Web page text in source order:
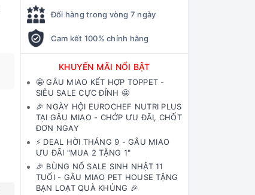
Đổi hàng trong vòng 7 ngày
Cam kết 100% chính hãng
KHUYẾN MÃI NỔI BẬT
🤩 GÂU MIAO KẾT HỢP TOPPET -
SIÊU SALE CỰC ĐỈNH 🤩
🎉 NGÀY HỘI EUROCHEF NUTRI PLUS
TẠI GÂU MIAO - CHỚP ƯU ĐÃI, CHỐT
ĐƠN NGAY
⚡️ DEAL HỜI THÁNG 9 - GÂU MIAO
ƯU ĐÃI "MUA 2 TẶNG 1"
🎉 BÙNG NỔ SALE SINH NHẬT 11
TUỔI - GÂU MIAO PET HOUSE TẶNG
BẠN LOẠT QUÀ KHỦNG 🎉